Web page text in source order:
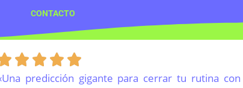
CONTACTO
predicción gigante para cerrar tu rutina